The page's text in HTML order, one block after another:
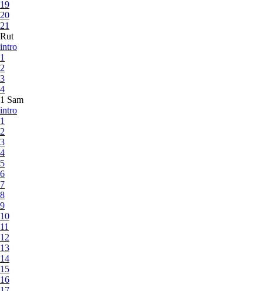
19
20
21
Rut
intro
1
2
3
4
1 Sam
intro
1
2
3
4
5
6
7
8
9
10
11
12
13
14
15
16